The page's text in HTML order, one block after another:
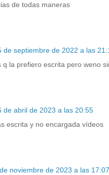
de todas maneras
de septiembre de 2022 a las
q la prefiero escrita pero weno
de abril de 2023 a las 20:55
escrita y no encargada vídeos
noviembre de 2023 a las 17:07